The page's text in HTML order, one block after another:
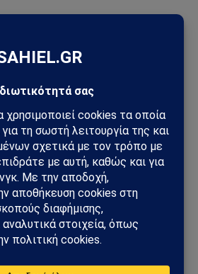
όπλο στρατηγικής ισχύος του
ελεγχόμενο Κασμίρ: Νεκροί,
υπό τη σκιά μιας βαθιάς κρίσης
Δικαιοσύνης η υπόθεσή του –
στις ΗΠΑ
την Οκινάουα – Τραυματίες,
ρεύμα στην Ιαπωνία
απόρρητα αρχεία, βίντεο και